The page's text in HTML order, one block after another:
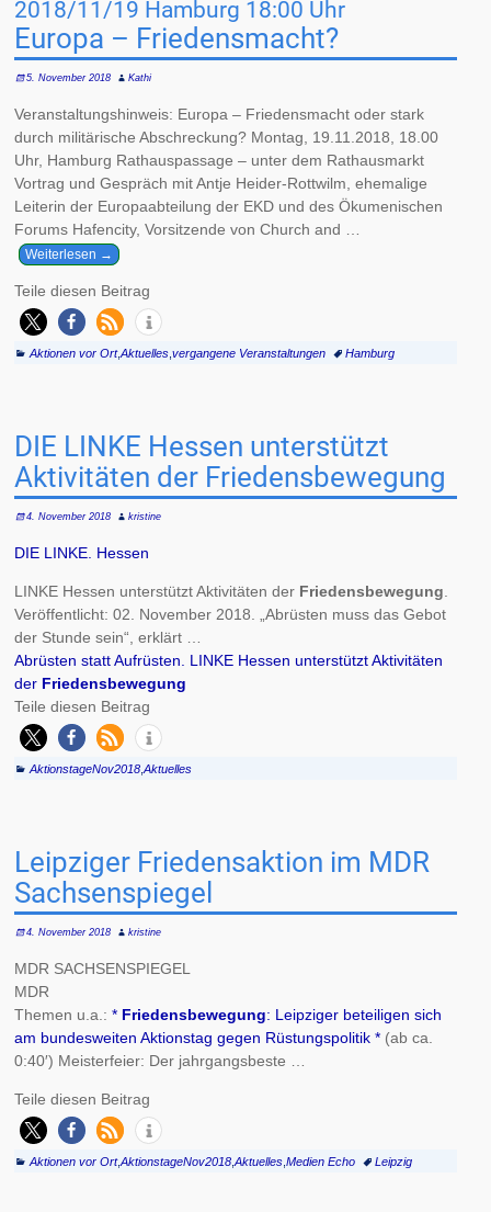
2018/11/19 Hamburg 18:00 Uhr
Europa – Friedensmacht?
5. November 2018 Kathi
Veranstaltungshinweis: Europa – Friedensmacht oder stark
durch militärische Abschreckung? Montag, 19.11.2018, 18.00
Uhr, Hamburg Rathauspassage – unter dem Rathausmarkt
Vortrag und Gespräch mit Antje Heider-Rottwilm, ehemalige
Leiterin der Europaabteilung der EKD und des Ökumenischen
Forums Hafencity, Vorsitzende von Church and
Weiterlesen →
Teile diesen Beitrag
Aktionen vor Ort,Aktuelles, vergangene Veranstaltungen Hamburg
DIE LINKE Hessen unterstützt
Aktivitäten der Friedensbewegung
4. November 2018 kristine
DIE LINKE. Hessen
LINKE Hessen unterstützt Aktivitäten der Friedensbewegung
Veröffentlicht: 02. November 2018. „Abrüsten muss das Gebot
der Stunde sein“, erklärt …
Abrüsten statt Aufrüsten. LINKE Hessen unterstützt Aktivitäten
der Friedensbewegung
Teile diesen Beitrag
AktionstageNov2018, Aktuelles
Leipziger Friedensaktion im MDR
Sachsenspiegel
4. November 2018 kristine
MDR SACHSENSPIEGEL
MDR
Themen u.a.: * Friedensbewegung: Leipziger beteiligen sich
am bundesweiten Aktionstag gegen Rüstungspolitik *(ab ca.
0:40′) Meisterfeier: Der jahrgangsbeste …
Teile diesen Beitrag
Aktionen vor Ort,AktionstageNov2018, Aktuelles, Medien Echo Leipzig